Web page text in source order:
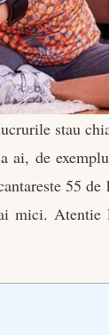
stau
ai, de
55
mici.